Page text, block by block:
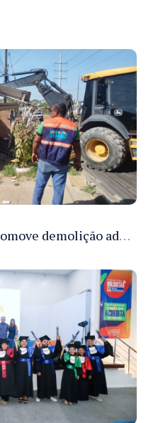
Prefeitura de Manaus promove demolição administrativa de cinco estruturas que ocupavam calçada pública